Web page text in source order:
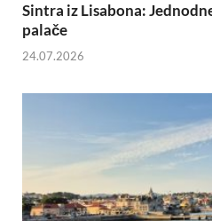
Sintra iz Lisabona:
palače
24.07.2026